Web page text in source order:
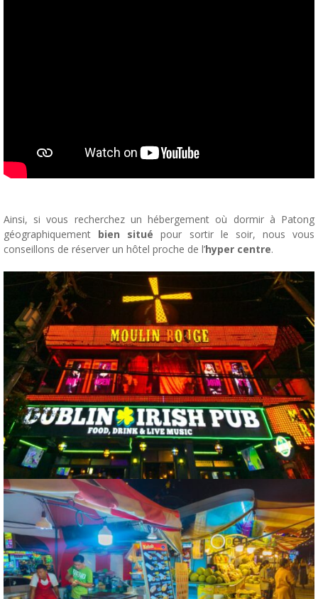
Ainsi, si vous recherchez un hébergement où dormir à Patong
géographiquement bien situé pour sortir le soir, nous vous
conseillons de réserver un hôtel proche de l’hyper centre.